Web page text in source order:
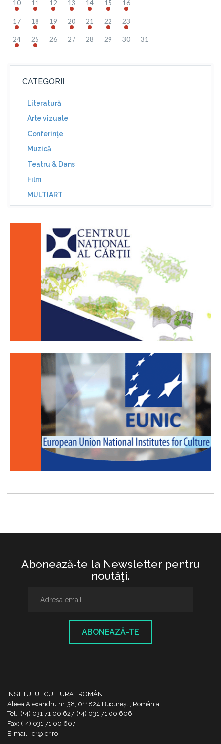
10 11 12 13 14 15 16
17 18 19 20 21 22 23
24 25 26 27 28 29 30 31
CATEGORII
Literatură
Arte vizuale
Conferinţe
Muzică
Teatru & Dans
Film
MULTIART
Abonează-te la Newsletter pentru
noutăţi.
ABONEAZĂ-TE
INSTITUTUL CULTURAL ROMÂN
Aleea Alexandru nr. 38, 011824 București, România
Tel.: (+4) 031 71 00 627, (+4) 031 71 00 606
Fax: (+4) 031 71 00 607
E-mail: icr@icr.ro